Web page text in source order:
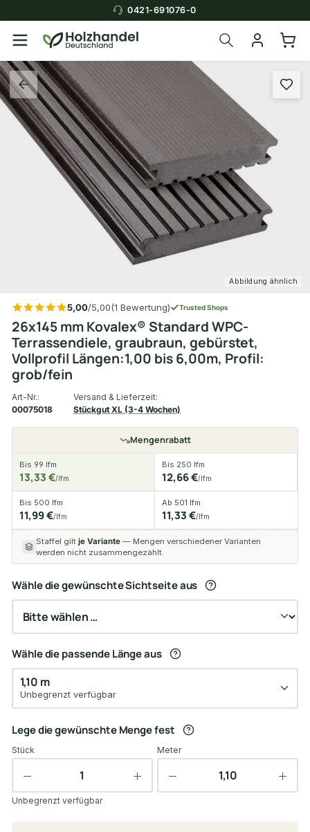
0421-691076-0
Abbildung ähnlich
5,00/5,00(1 Bewertung) Trusted Shops
26x145 mm Kovalex® Standard WPC-
Terrassendiele, graubraun, gebürstet,
Vollprofil Längen:1,00 bis 6,00m, Profil:
grob/fein
Art-Nr.:
00075018
Versand & Lieferzeit:
Stückgut XL (3-4 Wochen)
Mengenrabatt
Bis 99 lfm
13,33 €/lfm
Bis 250 lfm
12,66 €/lfm
Bis 500 lfm
11,99 €/lfm
Ab 501 lfm
11,33 €/lfm
Staffel gilt je Variante — Mengen verschiedener Varianten
werden nicht zusammengezählt.
Wähle die gewünschte Sichtseite aus
Wähle die passende Länge aus
1,10 m
Unbegrenzt verfügbar
Lege die gewünschte Menge fest
Stück Meter
Unbegrenzt verfügbar